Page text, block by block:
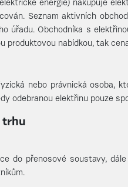
energie) nakupuje
Seznam aktivních
úřadu. Obchodníka s
produktovou nabídkou, tak
nebo právnická osoba,
odebranou elektřinu pouze
trhu
do přenosové soustavy,